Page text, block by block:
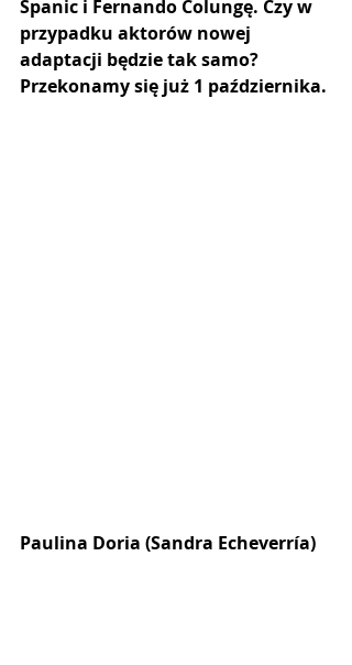
Spanic i Fernando Colungę. Czy w
przypadku aktorów nowej
adaptacji będzie tak samo?
Przekonamy się już 1 października.
Paulina Doria (Sandra Echeverría)